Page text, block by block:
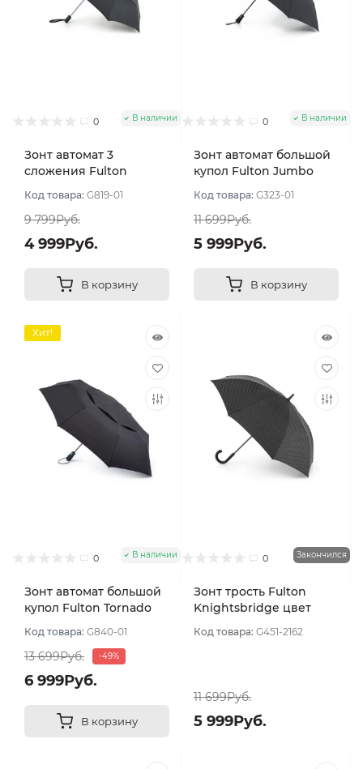
0 В наличии
Зонт автомат 3
сложения Fulton
Чёрный
Код товара: G819-01
9 799Руб.
4 999Руб.
В корзину
0 В наличии
Зонт автомат большой
купол Fulton Jumbo
Код товара: G323-01
11 699Руб.
5 999Руб.
В корзину
Хит!
0 В наличии
Зонт автомат большой
купол Fulton Tornado
Код товара: G840-01
13 699Руб. -49%
6 999Руб.
В корзину
0 Закончился
Зонт трость Fulton
Knightsbridge цвет
Код товара: G451-2162
11 699Руб.
5 999Руб.